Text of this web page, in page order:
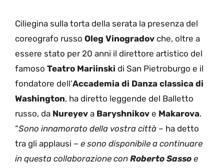
Ciliegina sulla torta della serata la presenza del
coreografo russo Oleg Vinogradov che, oltre a
essere stato per 20 anni il direttore artistico del
famoso Teatro Mariinski di San Pietroburgo e il
fondatore dell’Accademia di Danza classica di
Washington, ha diretto leggende del Balletto
russo, da Nureyev a Baryshnikov e Makarova.
“Sono innamorato della vostra città – ha detto
tra gli applausi – e sono disponibile a continuare
in questa collaborazione con Roberto Sasso e